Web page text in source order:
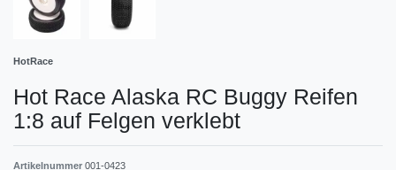
HotRace
Hot Race Alaska RC Buggy Reifen
1:8 auf Felgen verklebt
Artikelnummer 001-0423